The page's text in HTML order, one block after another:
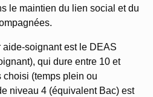
le maintien du lien social et du
aide-soignant est le DEAS
qui dure entre 10 et
choisi (temps plein ou
niveau 4 (équivalent Bac) est